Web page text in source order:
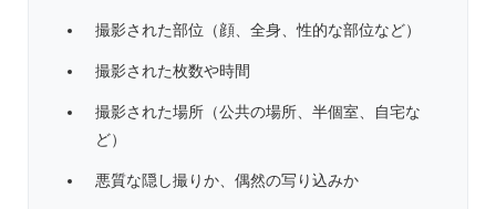
撮影された部位（顔、全身、性的な部位など）
撮影された枚数や時間
撮影された場所（公共の場所、半個室、自宅な
ど）
悪質な隠し撮りか、偶然の写り込みか